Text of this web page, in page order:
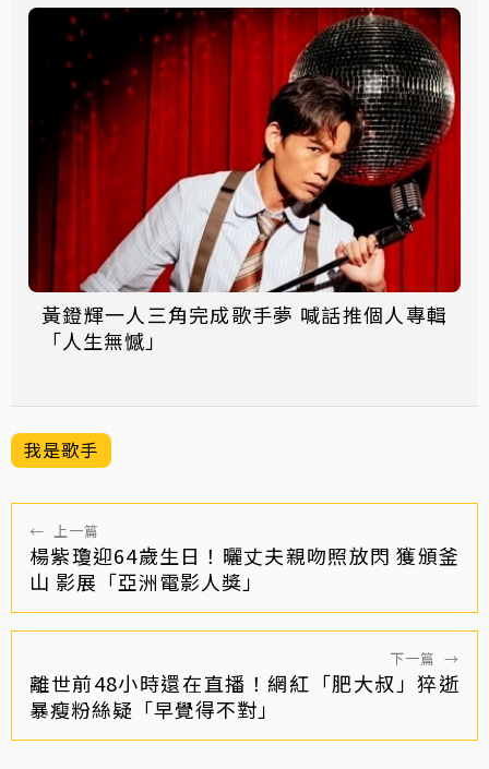
黃鐙輝一人三角完成歌手夢 喊話推個人專輯
「人生無憾」
我是歌手
← 上一篇
楊紫瓊迎64歲生日！曬丈夫親吻照放閃 獲頒釜
山 影展「亞洲電影人獎」
下一篇 →
離世前48小時還在直播！網紅「肥大叔」猝逝
暴瘦粉絲疑「早覺得不對」